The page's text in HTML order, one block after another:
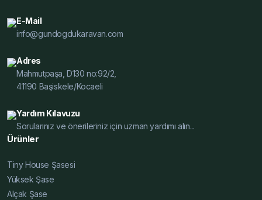
Şase Toptan, Hafif Çelik Karavan Şase Özelleştirilmiş,
Karavan Şasesi Özelleştirilmiş, Tiny House Şasesi
Özelleştirilmiş, Hafif Çelik Karavan Şase İmalat, Karavan
Şasesi İmalat, Tiny House Şasesi İmalat, Alçak Şase
İmalat, Yüksek Şase İmalat, Hafif Çelik Karavan Şase
Şasesi Fiyat Teklif, Alçak Şase Fiyat Teklif, Yüksek Şase
Fiyat Teklif, Hafif Çelik Karavan Şase Dayanıklı Modeller,
Dayanıklı Modeller, Alçak Şase Dayanıklı Modeller,
Yüksek Şase Dayanıklı Modeller, Hafif Çelik Karavan
Şase Hafif ve Dayanıklı, Karavan Şasesi Hafif ve
E-Mail
info@gundogdukaravan.com
Adres
Mahmutpaşa, D130 no:92/2,
41190 Başiskele/Kocaeli
Yardım Kılavuzu
Sorularınız ve önerileriniz için uzman yardımı alın...
Ürünler
Tiny House Şasesi
Yüksek Şase
Alçak Şase